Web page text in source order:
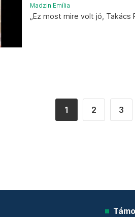
Madzin Emília
„Ez most mire volt jó,
1 2 3